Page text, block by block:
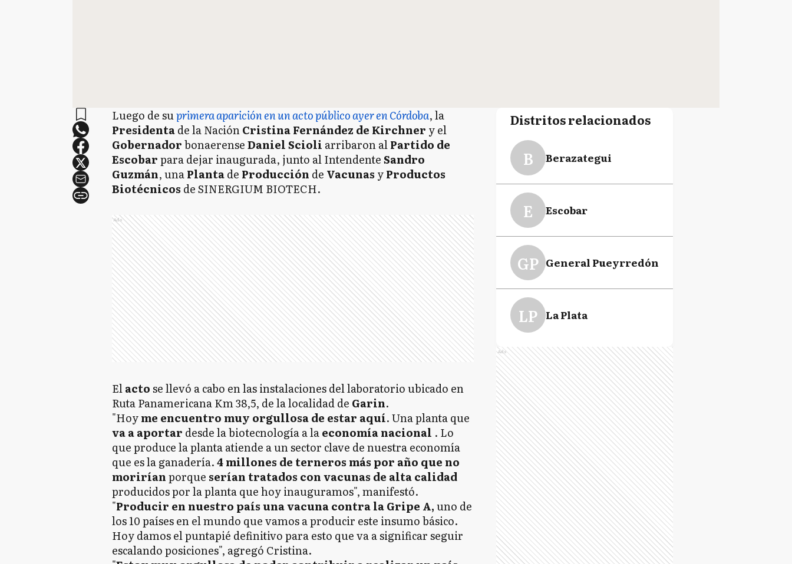
Luego de suprimera aparición en un acto público ayer en Córdoba, la
Presidentade la NaciónCristina Fernández de Kirchner y el
GobernadorbonaerenseDaniel Scioli arribaron alPartido de
Escobarpara dejar inaugurada, junto al IntendenteSandro
Guzmán, unaPlantade Producción de Vacunas yProductos
Biotécnicos de SINERGIUM BIOTECH.
Ads
Elactose llevó a cabo en las instalaciones del laboratorio ubicado en
Ruta Panamericana Km 38,5, de la localidad de Garin.
"Hoyme encuentro muy orgullosa de estar aquí. Una planta que
va a aportar desde la biotecnología a laeconomía nacional . Lo
que produce la planta atiende a un sector clave de nuestra economía
que es la ganadería.4 millones de terneros más por año que no
moriríanporque serían tratados con vacunas de alta calidad
producidos por la planta que hoy inauguramos", manifestó.
"Producir en nuestro país una vacuna contra la Gripe A,uno de
los 10 países en el mundo que vamos a producir este insumo básico.
Hoy damos el puntapié definitivo para esto que va a significar seguir
escalando posiciones", agregó Cristina.
Distritos relacionados
B Berazategui
E Escobar
GP General Pueyrredón
LP La Plata
Ads